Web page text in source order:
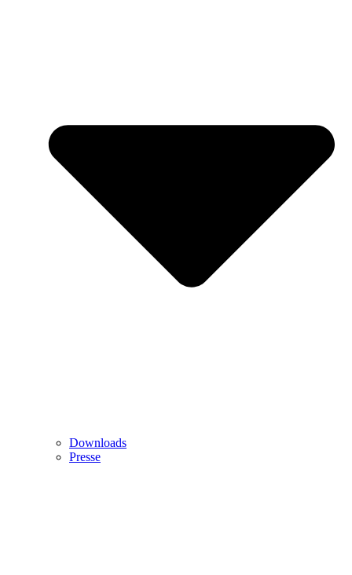
Downloads
Presse